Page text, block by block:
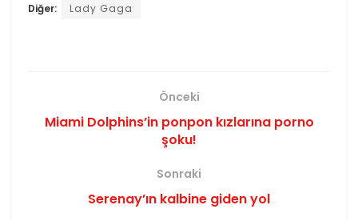
Diğer: Lady Gaga
Önceki
Miami Dolphins’in ponpon kızlarına porno
şoku!
Sonraki
Serenay’ın kalbine giden yol